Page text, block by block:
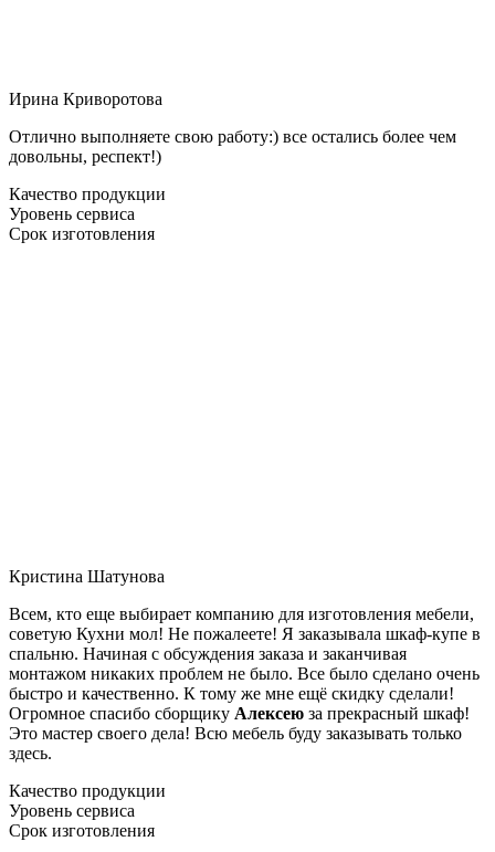
Ирина Криворотова
Отлично выполняете свою работу:) все остались более чем
довольны, респект!)
Качество продукции
Уровень сервиса
Срок изготовления
Кристина Шатунова
Всем, кто еще выбирает компанию для изготовления мебели,
советую Кухни мол! Не пожалеете! Я заказывала шкаф-купе в
спальню. Начиная с обсуждения заказа и заканчивая
монтажом никаких проблем не было. Все было сделано очень
быстро и качественно. К тому же мне ещё скидку сделали!
Огромное спасибо сборщику Алексею за прекрасный шкаф!
Это мастер своего дела! Всю мебель буду заказывать только
здесь.
Качество продукции
Уровень сервиса
Срок изготовления